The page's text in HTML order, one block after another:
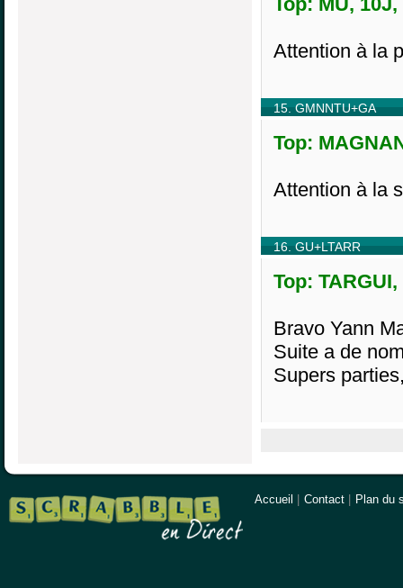
Attention à la
15. GMNNTU+GA
Top:
Attention à la
16. GU+LTARR
Top:
Bravo Yann
Suite a de
Supers
Accueil Contact Plan du